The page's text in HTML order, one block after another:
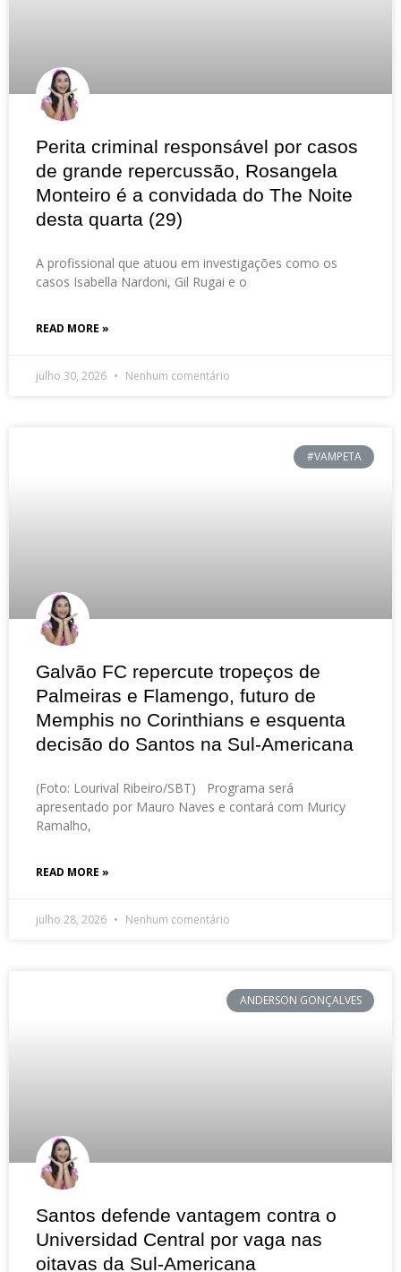
Perita criminal responsável por casos
de grande repercussão, Rosangela
Monteiro é a convidada do The Noite
desta quarta (29)
A profissional que atuou em investigações como os
casos Isabella Nardoni, Gil Rugai e o
READ MORE »
julho 30, 2026 Nenhum comentário
#VAMPETA
Galvão FC repercute tropeços de
Palmeiras e Flamengo, futuro de
Memphis no Corinthians e esquenta
decisão do Santos na Sul-Americana
(Foto: Lourival Ribeiro/SBT) Programa será
apresentado por Mauro Naves e contará com Muricy
Ramalho,
READ MORE »
julho 28, 2026 Nenhum comentário
ANDERSON GONÇALVES
Santos defende vantagem contra o
Universidad Central por vaga nas
oitavas da Sul-Americana